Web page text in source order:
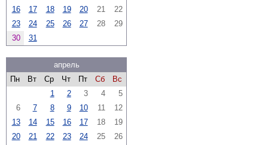
16
17 18 19 20 21
22
23
24 25 26 27 28
29
30
31
апрель
Пн
Вт Ср Чт Пт Сб
Вс
1
2 3 4
5
6
7 8 9 10 11
12
13
14 15 16 17 18
19
20
21 22 23 24 25
26